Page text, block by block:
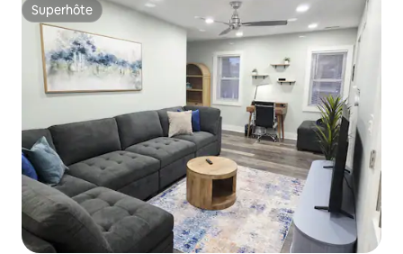
Superhôte
Superhôte